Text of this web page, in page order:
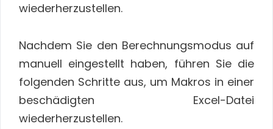
wiederherzustellen.
Nachdem Sie den Berechnungsmodus auf
manuell eingestellt haben, führen Sie die
folgenden Schritte aus, um Makros in einer
beschädigten Excel-Datei
wiederherzustellen.